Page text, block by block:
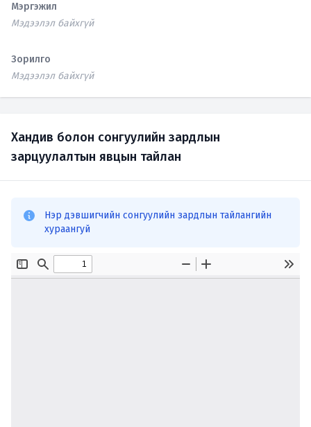
Мэргэжил
Мэдээлэл байхгүй
Зорилго
Мэдээлэл байхгүй
Хандив болон сонгуулийн зардлын
зарцуулалтын явцын тайлан
Нэр дэвшигчийн сонгуулийн зардлын тайлангийн
хураангуй